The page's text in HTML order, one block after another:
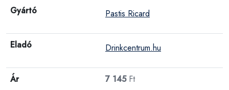
Gyártó Pastis Ricard
Eladó Drinkcentrum.hu
Ár 7 145Ft